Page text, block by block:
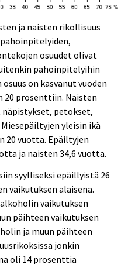
ja naisten rikollisuus
osuudet olivat
pahoinpitelyihin
on kasvanut vuoden
20 prosenttiin. Naisten
petokset,
yleisin ikä
20 vuotta. Epäiltyjen
ja naisten 34,6 vuotta.
syylliseksi epäillyistä 26
vaikutuksen alaisena.
vaikutuksen
päihteen vaikutuksen
ja muun päihteen
jonkin
oli 14 prosenttia